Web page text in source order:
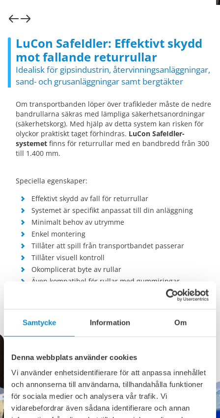
Samtycke Information Om
Denna webbplats använder cookies
Vi använder enhetsidentifierare för att anpassa innehållet
och annonserna till användarna, tillhandahålla funktioner
för sociala medier och analysera vår trafik. Vi
vidarebefordrar även sådana identifierare och annan
LuCon SafeIdler: Effektivt skydd
mot fallande returrullar
Idealisk för gipsindustrin, återvinningsanläggningar,
sand- och grusanläggningar samt bergtäkter
Om transportbanden löper över trafikleder måste de nedre
bandrullarna säkras med lämpliga säkerhetsanordningar
(säkerhetskorg). Med hjälp av detta system kan risken för
olyckor praktiskt taget förhindras. LuCon SafeIdler-
systemet finns för returrullar med en bandbredd från 300
till 1.400 mm.
Speciella egenskaper:
Effektivt skydd av fall för returrullar
Systemet är specifikt anpassat till din anläggning
Minimalt behov av utrymme
Enkel montering
Tillåter att spill från transportbandet passerar
Tillåter visuell kontroll
Okomplicerat byte av rullar
Även kompatibel för rullar med gummiringar